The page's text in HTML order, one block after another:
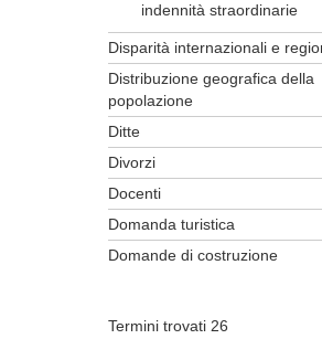
indennità straordinarie
Disparità internazionali e
Distribuzione geografica della
popolazione
Ditte
Divorzi
Docenti
Domanda turistica
Domande di costruzione
Termini trovati 26